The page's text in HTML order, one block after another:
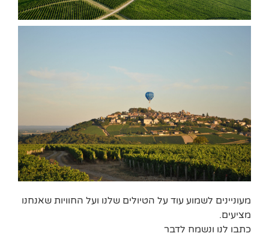
מעוניינים לשמוע עוד על הטיולים שלנו ועל החוויות שאנחנו
מציעים.
כתבו לנו ונשמח לדבר